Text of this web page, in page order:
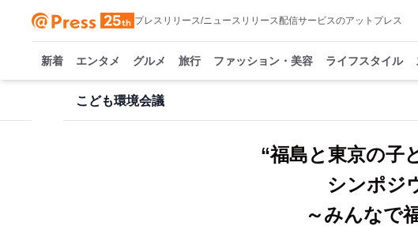
プレスリリース/ニュースリリース配信サービスのアットプレス
新着 エンタメ グルメ 旅行 ファッション・美容 ライフスタイル
こども環境会議
“福島と東京の子
シンポジ
～みんなで